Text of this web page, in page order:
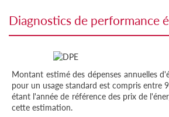
diagnostics de performance
Montant estimé des dépenses annuelles
pour un usage standard est compris entre
étant l'année de référence des prix de
cette estimation.